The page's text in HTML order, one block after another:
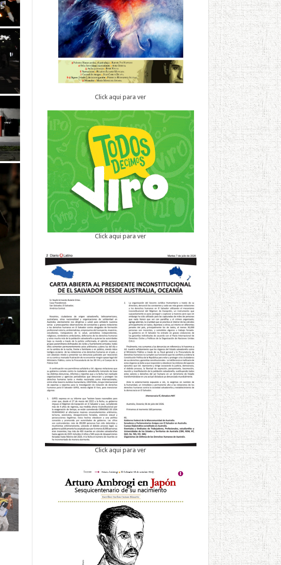
Click aqui para ver
Click aqui para ver
Click aqui para ver